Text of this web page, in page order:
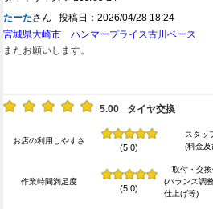
たーたさん 投稿日：2026/04/28 18:24
宮城県大崎市 ハンマープライス古川ベース
またお願いします。
5.00 タイヤ交換
お店の利用しやすさ
(5.0)
スタッ
(料金
作業時間満足度
(5.0)
取付・交
(バランス調
仕上げ等)